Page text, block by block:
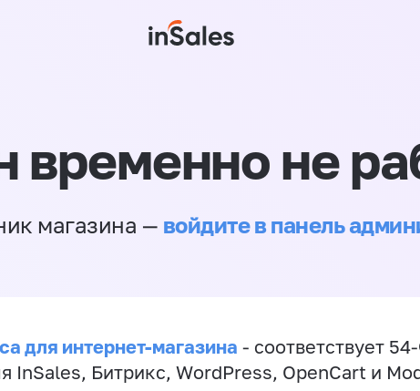
временно не
магазина — войдите в панель
для интернет-магазина - соответствует
InSales, Битрикс, WordPress, OpenCart и